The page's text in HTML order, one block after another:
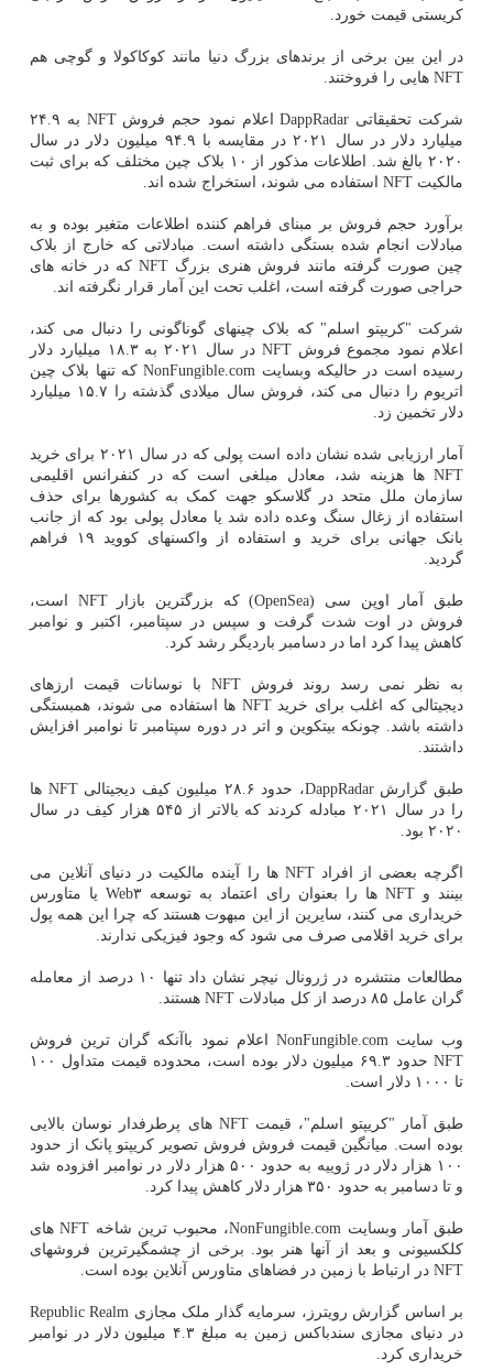
کریستی قیمت خورد.
در این بین برخی از برندهای بزرگ دنیا مانند کوکاکولا و گوچی هم
NFT هایی را فروختند.
شرکت تحقیقاتی DappRadar اعلام نمود حجم فروش NFT به ۲۴.۹
میلیارد دلار در سال ۲۰۲۱ در مقایسه با ۹۴.۹ میلیون دلار در سال
۲۰۲۰ بالغ شد. اطلاعات مذکور از ۱۰ بلاک چین مختلف که برای ثبت
مالکیت NFT استفاده می شوند، استخراج شده اند.
برآورد حجم فروش بر مبنای فراهم کننده اطلاعات متغیر بوده و به
مبادلات انجام شده بستگی داشته است. مبادلاتی که خارج از بلاک
چین صورت گرفته مانند فروش هنری بزرگ NFT که در خانه های
حراجی صورت گرفته است، اغلب تحت این آمار قرار نگرفته اند.
شرکت "کریپتو اسلم" که بلاک چینهای گوناگونی را دنبال می کند،
اعلام نمود مجموع فروش NFT در سال ۲۰۲۱ به ۱۸.۳ میلیارد دلار
رسیده است در حالیکه وبسایت NonFungible.com که تنها بلاک چین
اتریوم را دنبال می کند، فروش سال میلادی گذشته را ۱۵.۷ میلیارد
دلار تخمین زد.
آمار ارزیابی شده نشان داده است پولی که در سال ۲۰۲۱ برای خرید
NFT ها هزینه شد، معادل مبلغی است که در کنفرانس اقلیمی
سازمان ملل متحد در گلاسکو جهت کمک به کشورها برای حذف
استفاده از زغال سنگ وعده داده شد یا معادل پولی بود که از جانب
بانک جهانی برای خرید و استفاده از واکسنهای کووید ۱۹ فراهم
گردید.
طبق آمار اوپن سی (OpenSea) که بزرگترین بازار NFT است،
فروش در اوت شدت گرفت و سپس در سپتامبر، اکتبر و نوامبر
کاهش پیدا کرد اما در دسامبر باردیگر رشد کرد.
به نظر نمی رسد روند فروش NFT با نوسانات قیمت ارزهای
دیجیتالی که اغلب برای خرید NFT ها استفاده می شوند، همبستگی
داشته باشد. چونکه بیتکوین و اتر در دوره سپتامبر تا نوامبر افزایش
داشتند.
طبق گزارش DappRadar، حدود ۲۸.۶ میلیون کیف دیجیتالی NFT ها
را در سال ۲۰۲۱ مبادله کردند که بالاتر از ۵۴۵ هزار کیف در سال
۲۰۲۰ بود.
اگرچه بعضی از افراد NFT ها را آینده مالکیت در دنیای آنلاین می
بینند و NFT ها را بعنوان رای اعتماد به توسعه Web۳ یا متاورس
خریداری می کنند، سایرین از این مبهوت هستند که چرا این همه پول
برای خرید اقلامی صرف می شود که وجود فیزیکی ندارند.
مطالعات منتشره در ژرونال نیچر نشان داد تنها ۱۰ درصد از معامله
گران عامل ۸۵ درصد از کل مبادلات NFT هستند.
وب سایت NonFungible.com اعلام نمود باآنکه گران ترین فروش
NFT حدود ۶۹.۳ میلیون دلار بوده است، محدوده قیمت متداول ۱۰۰
تا ۱۰۰۰ دلار است.
طبق آمار "کریپتو اسلم"، قیمت NFT های پرطرفدار نوسان بالایی
بوده است. میانگین قیمت فروش فروش تصویر کریپتو پانک از حدود
۱۰۰ هزار دلار در ژوییه به حدود ۵۰۰ هزار دلار در نوامبر افزوده شد
و تا دسامبر به حدود ۳۵۰ هزار دلار کاهش پیدا کرد.
طبق آمار وبسایت NonFungible.com، محبوب ترین شاخه NFT های
کلکسیونی و بعد از آنها هنر بود. برخی از چشمگیرترین فروشهای
NFT در ارتباط با زمین در فضاهای متاورس آنلاین بوده است.
بر اساس گزارش رویترز، سرمایه گذار ملک مجازی Republic Realm
در دنیای مجازی سندباکس زمین به مبلغ ۴.۳ میلیون دلار در نوامبر
خریداری کرد.